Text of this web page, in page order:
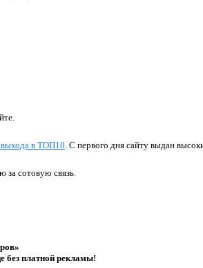
выхода в ТОП10. С первого дня сайту выдан
за сотовую связь.
без платной рекламы!